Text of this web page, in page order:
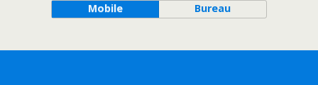
Mobile Bureau